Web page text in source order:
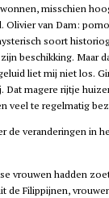
misschien
Olivier van Dam:
soort
beschikking. Maar
liet mij niet los.
Dat magere rijtje
veel te regelmatig
de veranderingen in
vrouwen hadden
de Filippijnen,